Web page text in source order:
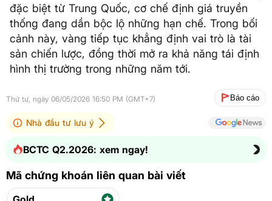
đặc biệt từ Trung Quốc, cơ chế định giá truyền
thống đang dần bộc lộ những hạn chế. Trong bối
cảnh này, vàng tiếp tục khẳng định vai trò là tài
sản chiến lược, đồng thời mở ra khả năng tái định
hình thị trường trong những năm tới.
Thứ tư, ngày 06/05/2026 16:50 PM (GMT+7) Báo cáo
Nhà đầu tư lưu ý
BCTC Q2.2026: xem ngay!
Mã chứng khoán liên quan bài viết